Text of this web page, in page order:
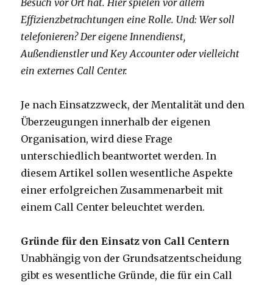
Effizienzbetrachtungen eine Rolle. Und: Wer soll
telefonieren? Der eigene Innendienst,
Außendienstler und Key Accounter oder vielleicht
ein externes Call Center.
Je nach Einsatzzweck, der Mentalität und den
Überzeugungen innerhalb der eigenen
Organisation, wird diese Frage
unterschiedlich beantwortet werden. In
diesem Artikel sollen wesentliche Aspekte
einer erfolgreichen Zusammenarbeit mit
einem Call Center beleuchtet werden.
Gründe für den Einsatz von Call Centern
Unabhängig von der Grundsatzentscheidung
gibt es wesentliche Gründe, die für ein Call